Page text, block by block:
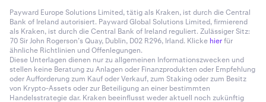
Payward Europe Solutions Limited, tätig als Kraken, ist durch die Central
Bank of Ireland autorisiert. Payward Global Solutions Limited, firmierend
als Kraken, ist durch die Central Bank of Ireland reguliert. Zulässiger Sitz:
70 Sir John Rogerson’s Quay, Dublin, D02 R296, Irland. Klicke hierfür
ähnliche Richtlinien und Offenlegungen.
Diese Unterlagen dienen nur zu allgemeinen Informationszwecken und
stellen keine Beratung zu Anlagen oder Finanzprodukten oder Empfehlung
oder Aufforderung zum Kauf oder Verkauf, zum Staking oder zum Besitz
von Krypto-Assets oder zur Beteiligung an einer bestimmten
Handelsstrategie dar. Kraken beeinflusst weder aktuell noch zukünftig